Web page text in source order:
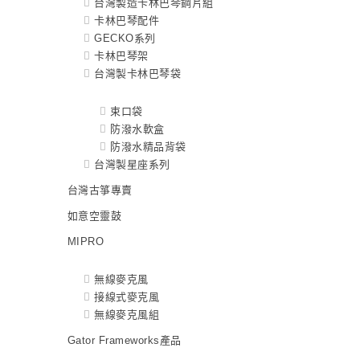
台灣製造卡林巴琴鋼片組
卡林巴琴配件
GECKO系列
卡林巴琴架
台灣製卡林巴琴袋
束口袋
防潑水軟盒
防潑水精品背袋
台灣製星座系列
台灣古箏專賣
如意空靈鼓
MIPRO
無線麥克風
接線式麥克風
無線麥克風組
Gator Frameworks產品